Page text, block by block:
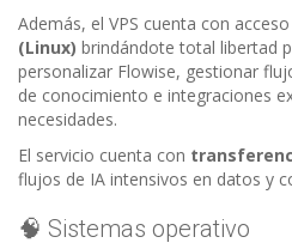
Además, el VPS cuenta con
(Linux) brindándote total libertad
personalizar Flowise, gestionar
de conocimiento e integraciones
necesidades.
El servicio cuenta con
flujos de IA intensivos en datos y
🧠 Sistemas operativo